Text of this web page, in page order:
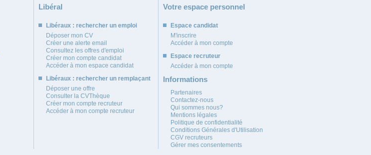
Libéral
Libéraux : rechercher un emploi
Déposer mon CV
Créer une alerte email
Consultez les offres d'emploi
Créer mon compte candidat
Accéder à mon espace candidat
Libéraux : rechercher un remplaçant
Déposer une offre
Consulter la CVThèque
Créer mon compte recruteur
Accéder à mon compte recruteur
Votre espace personnel
Espace candidat
M'inscrire
Accéder à mon compte
Espace recruteur
Accéder à mon compte
Informations
Partenaires
Contactez-nous
Qui sommes nous?
Mentions légales
Politique de confidentialité
Conditions Générales d'Utilisation
CGV recruteurs
Gérer mes consentements